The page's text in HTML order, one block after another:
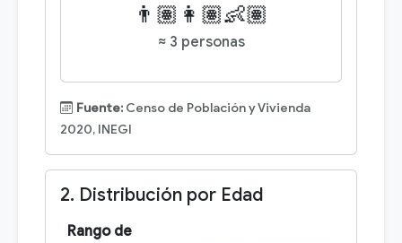
👨🏽👩🏽👶🏽
≈ 3 personas
Fuente: Censo de Población y Vivienda
2020, INEGI
2. Distribución por Edad
Rango de